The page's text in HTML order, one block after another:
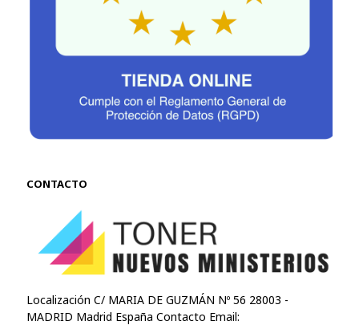
CONTACTO
Localización C/ MARIA DE GUZMÁN Nº 56 28003 -
MADRID Madrid España Contacto Email: